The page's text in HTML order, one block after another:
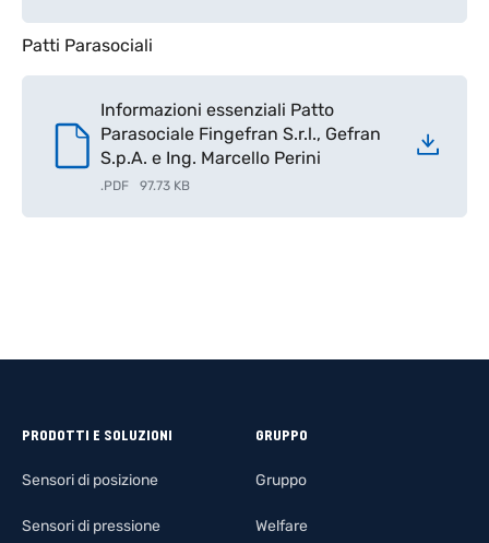
Patti Parasociali
Informazioni essenziali Patto
Parasociale Fingefran S.r.l., Gefran
S.p.A. e Ing. Marcello Perini
.PDF 97.73 KB
PRODOTTI E SOLUZIONI
Sensori di posizione
Sensori di pressione
GRUPPO
Gruppo
Welfare